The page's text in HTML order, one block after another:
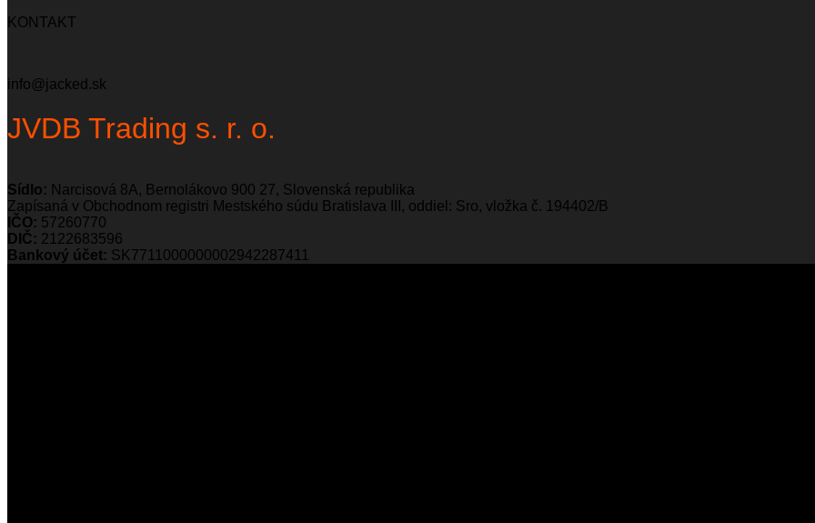
KONTAKT
info@jacked.sk
JVDB Trading s. r. o.
Sídlo: Narcisová 8A, Bernolákovo 900 27, Slovenská republika
Zapísaná v Obchodnom registri Mestského súdu Bratislava III, oddiel: Sro, vložka č. 194402/B
IČO: 57260770
DIČ: 2122683596
Bankový účet: SK7711000000002942287411